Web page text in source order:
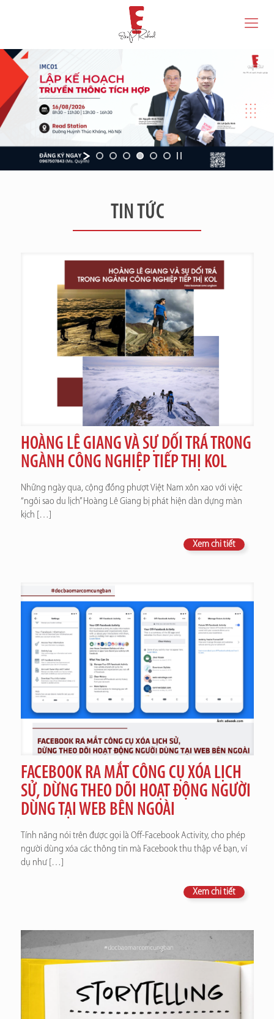
TIN TỨC
HOÀNG LÊ GIANG VÀ SỰ DỐI TRÁ TRONG
NGÀNH CÔNG NGHIỆP TIẾP THỊ KOL
Những ngày qua, cộng đồng phượt Việt Nam xôn xao với việc
“ngôi sao du lịch” Hoàng Lê Giang bị phát hiện dàn dựng màn
kịch […]
Xem chi tiết
FACEBOOK RA MẮT CÔNG CỤ XÓA LỊCH
SỬ, DỪNG THEO DÕI HOẠT ĐỘNG NGƯỜI
DÙNG TẠI WEB BÊN NGOÀI
Tính năng nói trên được gọi là Off-Facebook Activity, cho phép
người dùng xóa các thông tin mà Facebook thu thập về bạn, ví
dụ như[…]
Xem chi tiết